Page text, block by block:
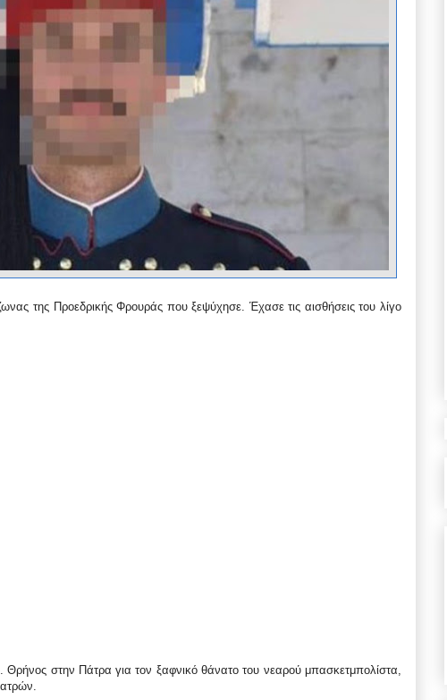
της Προεδρικής Φρουράς που ξεψύχησε. Έχασε τις αισθήσεις του λίγο
Θρήνος στην Πάτρα για τον ξαφνικό θάνατο του νεαρού μπασκετμπολίστα,